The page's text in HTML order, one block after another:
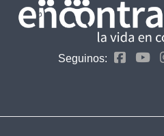
Seguinos: